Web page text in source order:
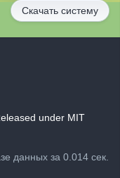
Скачать систему
under MIT
данных за 0.014 сек.